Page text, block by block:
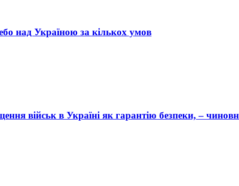
над Україною за кількох умов
військ в Україні як гарантію безпеки, –